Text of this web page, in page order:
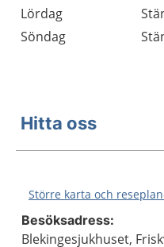
Lördag
Söndag
Hitta oss
Större karta och
Besöksadress:
Blekingesjukhuset,